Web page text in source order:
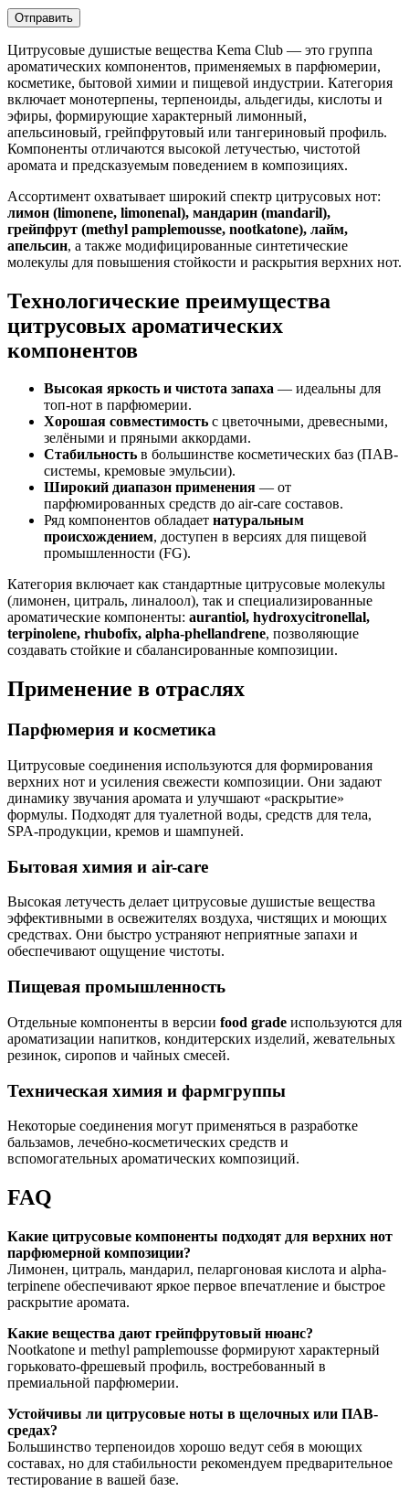
Цитрусовые душистые вещества Kema Club — это группа
ароматических компонентов, применяемых в парфюмерии,
косметике, бытовой химии и пищевой индустрии. Категория
включает монотерпены, терпеноиды, альдегиды, кислоты и
эфиры, формирующие характерный лимонный,
апельсиновый, грейпфрутовый или тангериновый профиль.
Компоненты отличаются высокой летучестью, чистотой
аромата и предсказуемым поведением в композициях.
Ассортимент охватывает широкий спектр цитрусовых нот:
лимон (limonene, limonenal), мандарин (mandaril),
грейпфрут (methyl pamplemousse, nootkatone), лайм,
апельсин, а также модифицированные синтетические
молекулы для повышения стойкости и раскрытия верхних нот.
Технологические преимущества
цитрусовых ароматических
компонентов
Высокая яркость и чистота запаха — идеальны для
топ-нот в парфюмерии.
Хорошая совместимость с цветочными, древесными,
зелёными и пряными аккордами.
Стабильность в большинстве косметических баз (ПАВ-
системы, кремовые эмульсии).
Широкий диапазон применения — от
парфюмированных средств до air-care составов.
Ряд компонентов обладает натуральным
происхождением, доступен в версиях для пищевой
промышленности (FG).
Категория включает как стандартные цитрусовые молекулы
(лимонен, цитраль, линалоол), так и специализированные
ароматические компоненты: aurantiol, hydroxycitronellal,
terpinolene, rhubofix, alpha-phellandrene, позволяющие
создавать стойкие и сбалансированные композиции.
Применение в отраслях
Парфюмерия и косметика
Цитрусовые соединения используются для формирования
верхних нот и усиления свежести композиции. Они задают
динамику звучания аромата и улучшают «раскрытие»
формулы. Подходят для туалетной воды, средств для тела,
SPA-продукции, кремов и шампуней.
Бытовая химия и air-care
Высокая летучесть делает цитрусовые душистые вещества
эффективными в освежителях воздуха, чистящих и моющих
средствах. Они быстро устраняют неприятные запахи и
обеспечивают ощущение чистоты.
Пищевая промышленность
Отдельные компоненты в версии food grade используются для
ароматизации напитков, кондитерских изделий, жевательных
резинок, сиропов и чайных смесей.
Техническая химия и фармгруппы
Некоторые соединения могут применятьcя в разработке
бальзамов, лечебно-косметических средств и
вспомогательных ароматических композиций.
FAQ
Какие цитрусовые компоненты подходят для верхних нот
парфюмерной композиции?
Лимонен, цитраль, мандарил, пеларгоновая кислота и alpha-
terpinene обеспечивают яркое первое впечатление и быстрое
раскрытие аромата.
Какие вещества дают грейпфрутовый нюанс?
Nootkatone и methyl pamplemousse формируют характерный
горьковато-фрешевый профиль, востребованный в
премиальной парфюмерии.
Устойчивы ли цитрусовые ноты в щелочных или ПАВ-
средах?
Большинство терпеноидов хорошо ведут себя в моющих
составах, но для стабильности рекомендуем предварительное
тестирование в вашей базе.